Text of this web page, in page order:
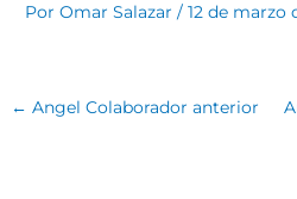
PorOmar Salazar/12 de marzo
← Angel Colaborador anterior